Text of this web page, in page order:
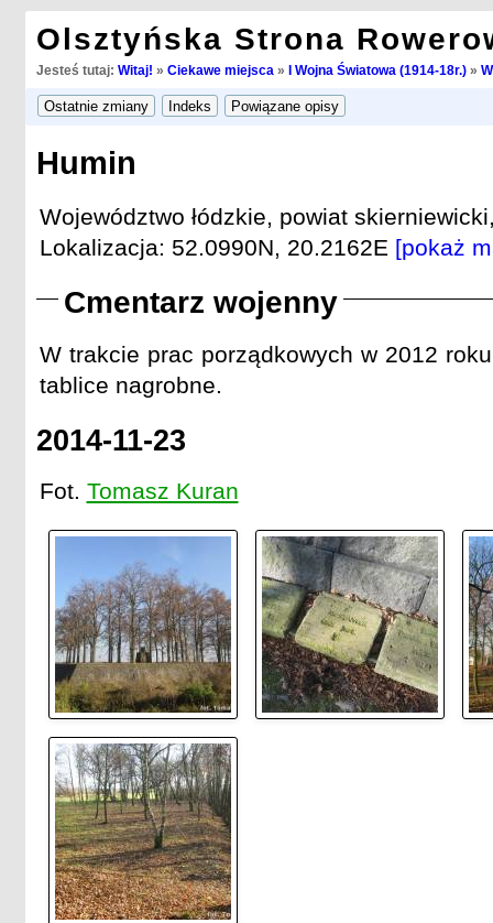
Olsztyńska Strona
Jesteś tutaj: Witaj! » Ciekawe miejsca » I Wojna Światowa (1914-18r.)»
Humin
Województwo łódzkie, powiat
Lokalizacja: 52.0990N, 20.2162E [pokaż
Cmentarz wojenny
W trakcie prac porządkowych w 2012
tablice nagrobne.
2014-11-23
Fot. Tomasz Kuran